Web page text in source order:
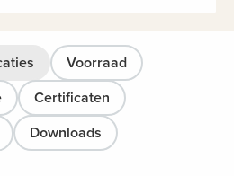
Voorraad
Certificaten
Downloads